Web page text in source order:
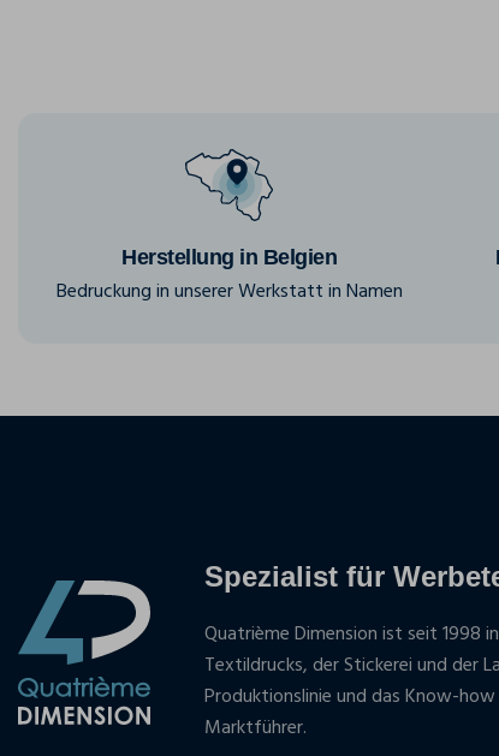
Herstellung in Belgien
Bedruckung in unserer Werkstatt in Namen
Spezialist für
Quatrième Dimension ist seit 1998
Textildrucks, der Stickerei und der
Produktionslinie und das Know-
Marktführer.